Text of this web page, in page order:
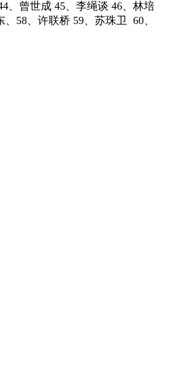
、曾世成 45、李绳谈 46、林培
58、许联桥 59、苏珠卫 60、